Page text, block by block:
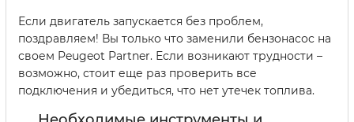
Если двигатель запускается без проблем,
поздравляем! Вы только что заменили бензонасос на
своем Peugeot Partner. Если возникают трудности –
возможно, стоит еще раз проверить все
подключения и убедиться, что нет утечек топлива.